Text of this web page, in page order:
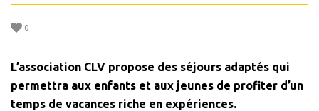
0
L’association CLV propose des séjours adaptés qui
permettra aux enfants et aux jeunes de profiter d’un
temps de vacances riche en expériences.